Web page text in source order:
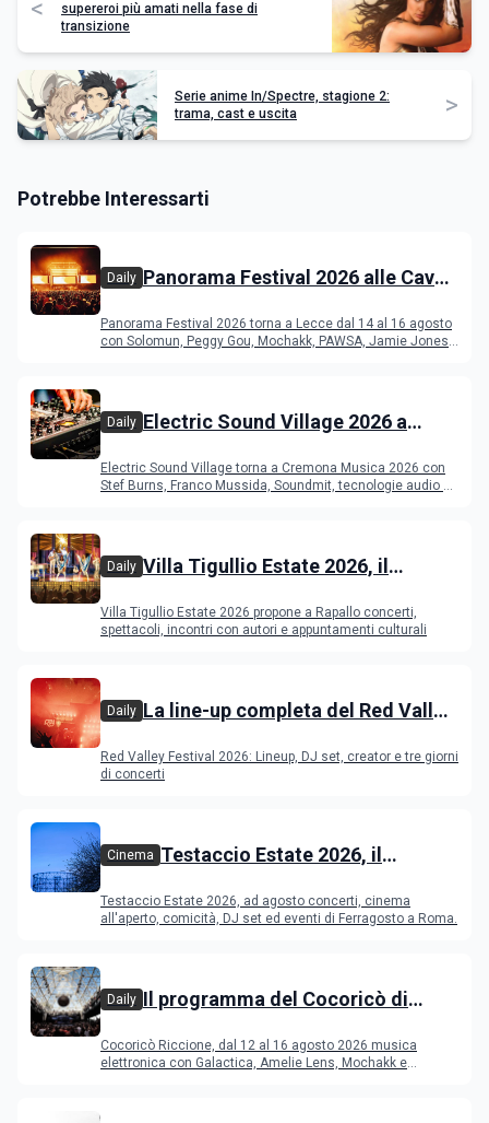
<
supereroi più amati nella fase di
transizione
Serie anime In/Spectre, stagione 2:
trama, cast e uscita
>
Potrebbe Interessarti
Daily Panorama Festival 2026 alle Cave
programma
Panorama Festival 2026 torna a Lecce dal 14 al 16 agosto
con Solomun, Peggy Gou, Mochakk, PAWSA, Jamie Jones
Daily Electric Sound Village 2026 a
Young Band Contest, il programma
Electric Sound Village torna a Cremona Musica 2026 con
Stef Burns, Franco Mussida, Soundmit, tecnologie audio e
Daily Villa Tigullio Estate 2026, il
Villa Tigullio Estate 2026 propone a Rapallo concerti,
spettacoli, incontri con autori e appuntamenti culturali
Daily La line-up completa del Red Valley
Red Valley Festival 2026: Lineup, DJ set, creator e tre giorni
di concerti
Cinema Testaccio Estate 2026, il
Ferragosto
Testaccio Estate 2026, ad agosto concerti, cinema
all'aperto, comicità, DJ set ed eventi di Ferragosto a Roma.
Daily Il programma del Cocoricò di
Cocoricò Riccione, dal 12 al 16 agosto 2026 musica
elettronica con Galactica, Amelie Lens, Mochakk e